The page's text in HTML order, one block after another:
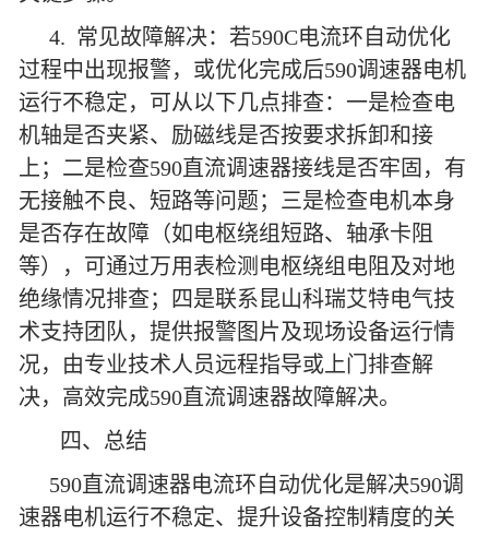
4. 常见故障解决：若590C电流环自动优化
过程中出现报警，或优化完成后590调速器电机
运行不稳定，可从以下几点排查：一是检查电
机轴是否夹紧、励磁线是否按要求拆卸和接
上；二是检查590直流调速器接线是否牢固，有
无接触不良、短路等问题；三是检查电机本身
是否存在故障（如电枢绕组短路、轴承卡阻
等），可通过万用表检测电枢绕组电阻及对地
绝缘情况排查；四是联系昆山科瑞艾特电气技
术支持团队，提供报警图片及现场设备运行情
况，由专业技术人员远程指导或上门排查解
决，高效完成590直流调速器故障解决。
四、总结
590直流调速器电流环自动优化是解决590调
速器电机运行不稳定、提升设备控制精度的关